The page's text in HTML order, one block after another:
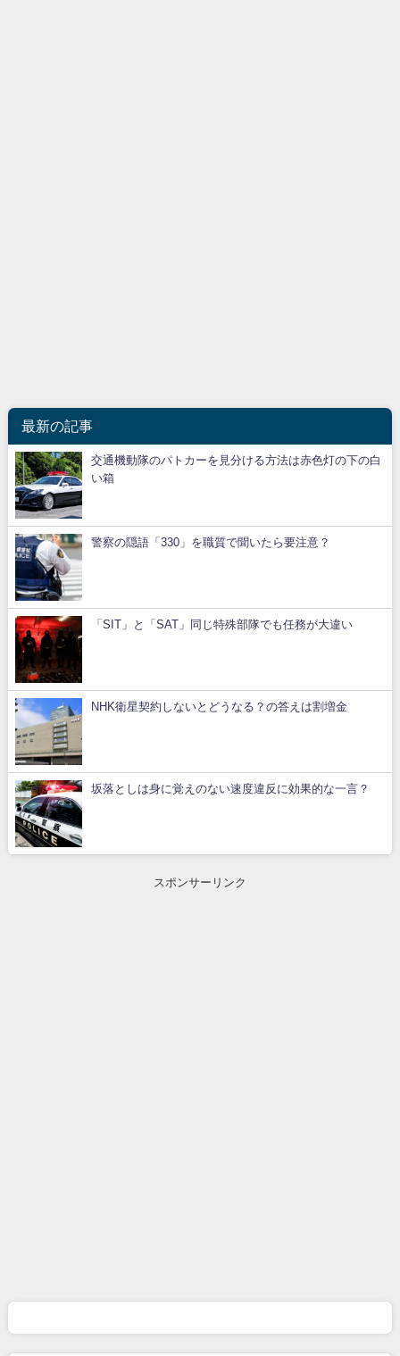
最新の記事
交通機動隊のパトカーを見分ける方法は赤色灯の下の白
い箱
警察の隠語「330」を職質で聞いたら要注意？
「SIT」と「SAT」同じ特殊部隊でも任務が大違い
NHK衛星契約しないとどうなる？の答えは割増金
坂落としは身に覚えのない速度違反に効果的な一言？
スポンサーリンク